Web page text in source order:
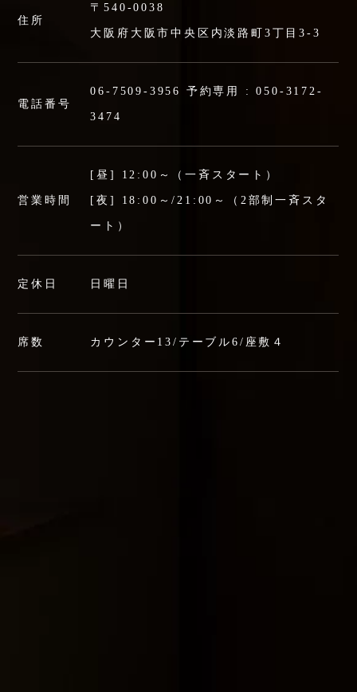
住所
〒540-0038
大阪府大阪市中央区内淡路町3丁目3-3
電話番号
06-7509-3956 予約専用 :050-3172-
3474
営業時間
[昼] 12:00～（一斉スタート）
[夜] 18:00～/21:00～（2部制一斉スタ
ート）
定休日 日曜日
席数 カウンター13/テーブル6/座敷４